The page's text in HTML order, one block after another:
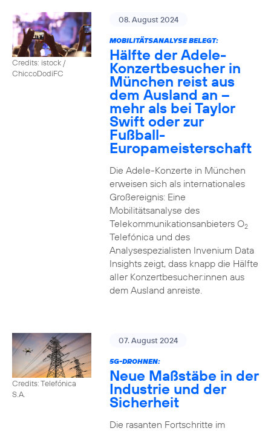
Credits: istock /
ChiccoDodiFC
08. August 2024
MOBILITÄTSANALYSE BELEGT:
Hälfte der Adele-
Konzertbesucher in
München reist aus
dem Ausland an –
mehr als bei Taylor
Swift oder zur
Fußball-
Europameisterschaft
Die Adele-Konzerte in München
erweisen sich als internationales
Großereignis: Eine
Mobilitätsanalyse des
Telekommunikationsanbieters O2
Telefónica und des
Analysespezialisten Invenium Data
Insights zeigt, dass knapp die Hälfte
aller Konzertbesucher:innen aus
dem Ausland anreiste.
Credits: Telefónica
S.A.
07. August 2024
5G-DROHNEN:
Neue Maßstäbe in der
Industrie und der
Sicherheit
Die rasanten Fortschritte im